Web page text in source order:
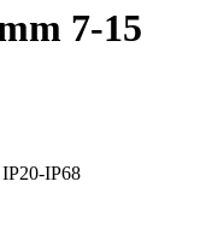
7-15
IP68